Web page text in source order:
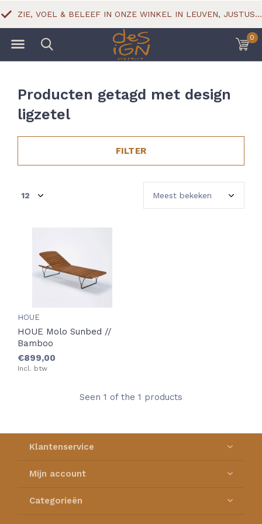
0
ZIE, VOEL & BELEEF IN ONZE WINKEL IN LEUVEN, JUSTUS LIPSIUSSTRAAT 18
Producten getagd met design
ligzetel
FILTER
HOUE
HOUE Molo Sunbed //
Bamboo
€899,00
Incl. btw
Seen 1 of the 1 products
Klantenservice
Mijn account
Categorieën